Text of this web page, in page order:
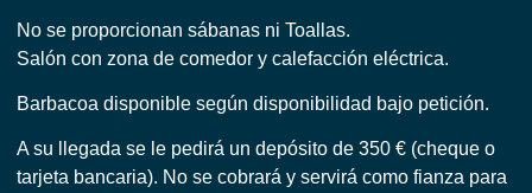
No se proporcionan sábanas ni Toallas.
Salón con zona de comedor y calefacción eléctrica.
Barbacoa disponible según disponibilidad bajo petición.
A su llegada se le pedirá un depósito de 350 € (cheque o
tarjeta bancaria). No se cobrará y servirá como fianza para